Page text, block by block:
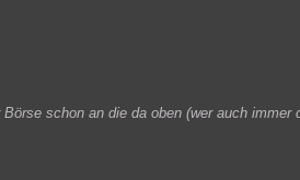
schon an die da oben (wer auch